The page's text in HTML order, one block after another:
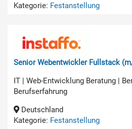
Kategorie: Festanstellung
Senior Webentwickler Fullstack
IT | Web-Entwicklung Beratung |
Berufserfahrung
Deutschland
Kategorie: Festanstellung